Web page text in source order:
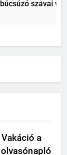
szavai
a